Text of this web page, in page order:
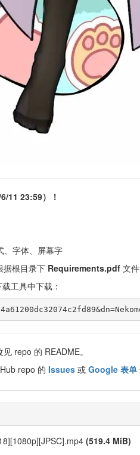
11 23:59）！
、字体、屏幕字
据根目录下 Requirements.pdf 文
工具中下载：
repo 的 README。
repo 的 Issues 或 Google 表单
(519.4 MiB)